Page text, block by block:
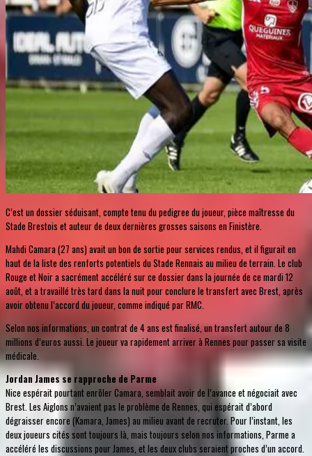
C’est un dossier séduisant, compte tenu du pedigree du joueur, pièce maîtresse du
Stade Brestois et auteur de deux dernières grosses saisons en Finistère.
Mahdi Camara (27 ans) avait un bon de sortie pour services rendus, et il figurait en
haut de la liste des renforts potentiels du Stade Rennais au milieu de terrain. Le club
Rouge et Noir a sacrément accéléré sur ce dossier dans la journée de ce mardi 12
août, et a travaillé très tard dans la nuit pour conclure le transfert avec Brest, après
avoir obtenu l’accord du joueur, comme indiqué par RMC.
Selon nos informations, un contrat de 4 ans est finalisé, un transfert autour de 8
millions d’euros aussi. Le joueur va rapidement arriver à Rennes pour passer sa visite
médicale.
Jordan James se rapproche de Parme
Nice espérait pourtant enrôler Camara, semblait avoir de l’avance et négociait avec
Brest. Les Aiglons n’avaient pas le problème de Rennes, qui espérait d’abord
dégraisser encore (Kamara, James) au milieu avant de recruter. Pour l’instant, les
deux joueurs cités sont toujours là, mais toujours selon nos informations, Parme a
accéléré les discussions pour James, et les deux clubs seraient proches d’un accord.